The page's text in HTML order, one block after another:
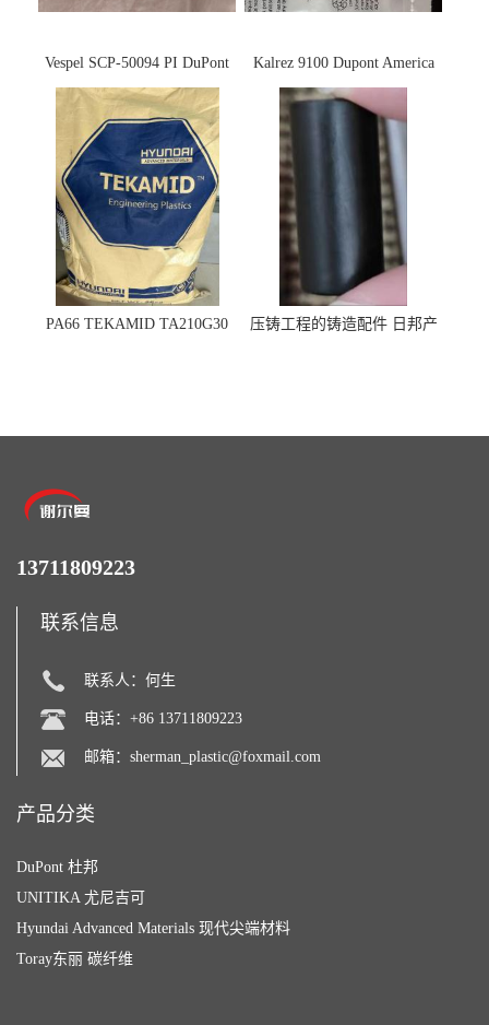
Vespel SCP-50094 PI DuPont
杜邦
Kalrez 9100 Dupont America
杜邦 密封圈 半导体 面板
PA66 TEKAMID TA210G30
压铸工程的铸造配件 日邦产
13711809223
联系信息
联系人：何生
电话：+86 13711809223
邮箱： sherman_plastic@foxmail.com
产品分类
DuPont 杜邦
UNITIKA 尤尼吉可
Hyundai Advanced Materials 现代尖端材料
Toray东丽 碳纤维